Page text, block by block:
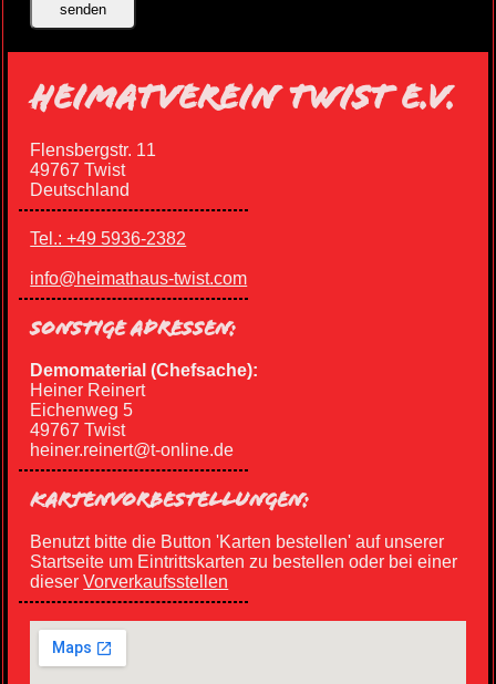
HEIMATVEREIN TWIST E.V.
Flensbergstr. 11
49767 Twist
Deutschland
Tel.: +49 5936-2382
info@heimathaus-twist.com
SONSTIGE ADRESSEN:
Demomaterial (Chefsache):
Heiner Reinert
Eichenweg 5
49767 Twist
heiner.reinert@t-online.de
KARTENVORBESTELLUNGEN:
Benutzt bitte die Button 'Karten bestellen' auf unserer
Startseite um Eintrittskarten zu bestellen oder bei einer
dieserVorverkaufsstellen